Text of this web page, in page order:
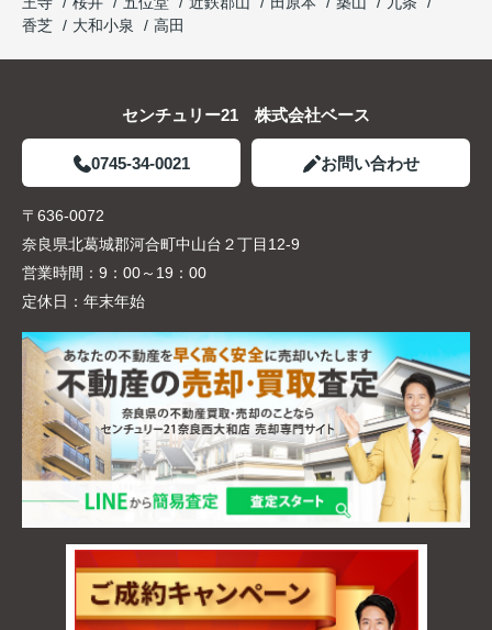
香芝
大和小泉 高田
センチュリー21 株式会社ベース
0745-34-0021 お問い合わせ
〒636-0072
奈良県北葛城郡河合町中山台２丁目12-9
営業時間： 9：00～19：00
定休日： 年末年始